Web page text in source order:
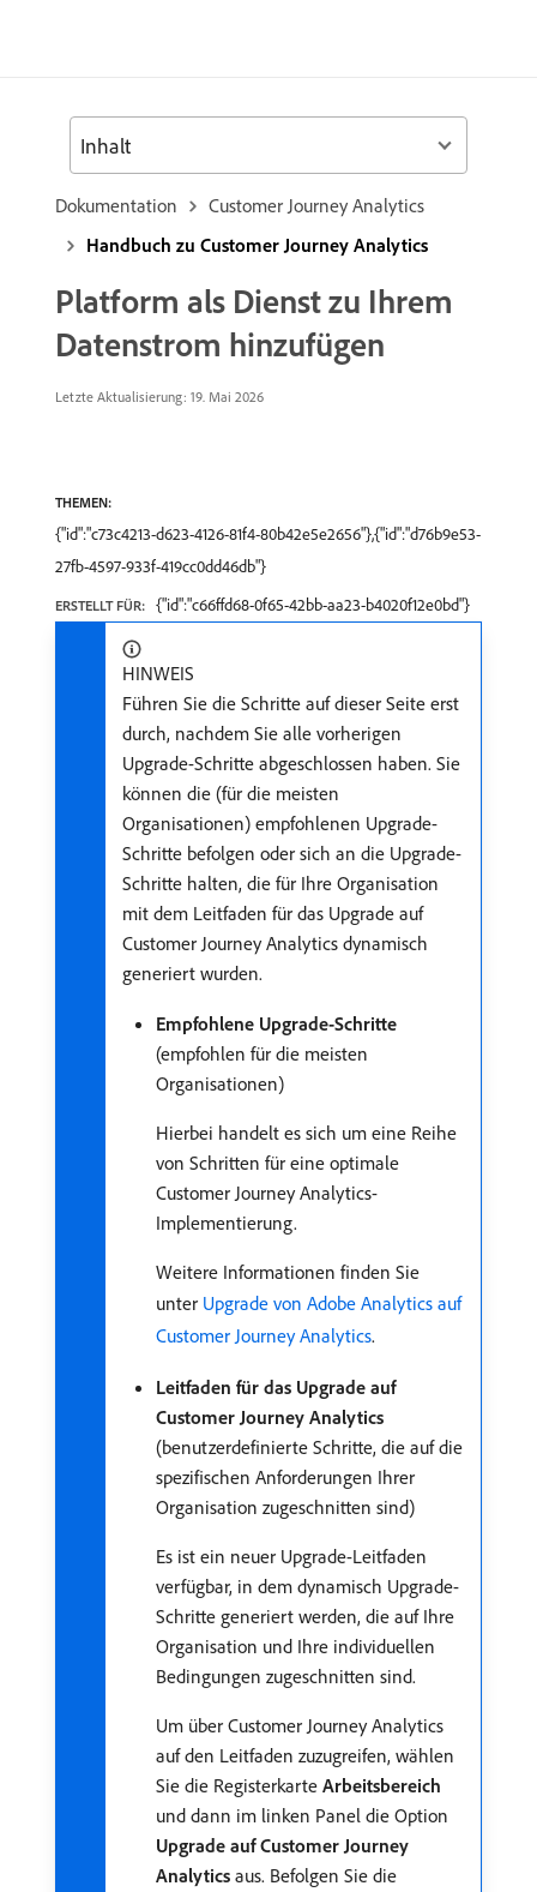
Dokumentation
Customer Journey Analytics
Handbuch zu Customer Journey Analytics
Platform als Dienst zu Ihrem
Datenstrom hinzufügen
Letzte Aktualisierung: 19. Mai 2026
THEMEN:
{"id":"c73c4213-d623-4126-81f4-80b42e5e2656"},{"id":"d76b9e53-
27fb-4597-933f-419cc0dd46db"}
ERSTELLT FÜR: {"id":"c66ffd68-0f65-42bb-aa23-b4020f12e0bd"}
HINWEIS
Führen Sie die Schritte auf dieser Seite erst
durch, nachdem Sie alle vorherigen
Upgrade-Schritte abgeschlossen haben. Sie
können die (für die meisten
Organisationen) empfohlenen Upgrade-
Schritte befolgen oder sich an die Upgrade-
Schritte halten, die für Ihre Organisation
mit dem Leitfaden für das Upgrade auf
Customer Journey Analytics dynamisch
generiert wurden.
Empfohlene Upgrade-Schritte
(empfohlen für die meisten
Organisationen)
Hierbei handelt es sich um eine Reihe
von Schritten für eine optimale
Customer Journey Analytics-
Implementierung.
Weitere Informationen finden Sie
unter Upgrade von Adobe Analytics auf
Customer Journey Analytics.
Leitfaden für das Upgrade auf
Customer Journey Analytics
(benutzerdefinierte Schritte, die auf die
spezifischen Anforderungen Ihrer
Organisation zugeschnitten sind)
Es ist ein neuer Upgrade-Leitfaden
verfügbar, in dem dynamisch Upgrade-
Schritte generiert werden, die auf Ihre
Organisation und Ihre individuellen
Bedingungen zugeschnitten sind.
Um über Customer Journey Analytics
auf den Leitfaden zuzugreifen, wählen
Sie die Registerkarte Arbeitsbereich
und dann im linken Panel die Option
Upgrade auf Customer Journey
Analytics aus. Befolgen Sie die
Inhalt